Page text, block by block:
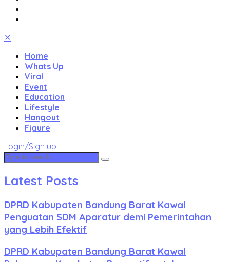
✕
Home
Whats Up
Viral
Event
Education
Lifestyle
Hangout
Figure
Login/Sign up
Latest Posts
DPRD Kabupaten Bandung Barat Kawal
Penguatan SDM Aparatur demi Pemerintahan
yang Lebih Efektif
DPRD Kabupaten Bandung Barat Kawal